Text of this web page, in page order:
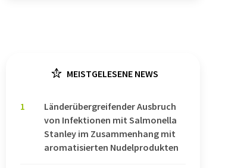
MEISTGELESENE NEWS
1
Länderübergreifender Ausbruch
von Infektionen mit Salmonella
Stanley im Zusammenhang mit
aromatisierten Nudelprodukten